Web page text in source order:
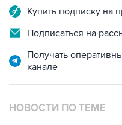
Купить подписку на
Подписаться на
Получать
канале
НОВОСТИ ПО ТЕМЕ